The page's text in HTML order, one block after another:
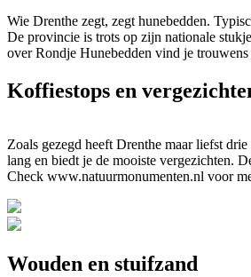
Wie Drenthe zegt, zegt hunebedden.
De provincie is trots op zijn nationale
over Rondje Hunebedden vind je trouwens
Koffiestops en
Zoals gezegd heeft Drenthe maar liefst
lang en biedt je de mooiste vergezichten.
Check www.natuurmonumenten.nl voor
Wouden en stuifzand